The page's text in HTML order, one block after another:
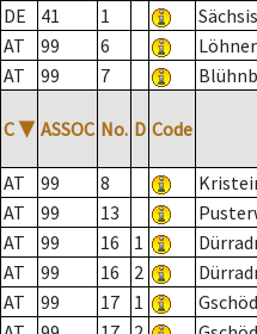
DE
41 1
AT
99 6
AT
99 7
C ▼ ASSOC No. D Code
AT 99 8
AT
99 13
AT
99 16 1
AT
99 16 2
AT
99 17 1